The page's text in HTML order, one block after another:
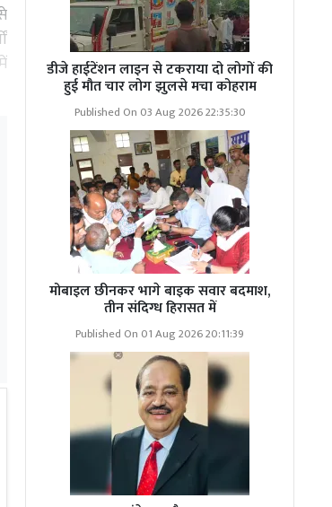
डीजे हाईटेंशन लाइन से टकराया दो लोगों की
हुई मौत चार लोग झुलसे मचा कोहराम
Published On 03 Aug 2026 22:35:30
मोबाइल छीनकर भागे बाइक सवार बदमाश,
तीन संदिग्ध हिरासत में
Published On 01 Aug 2026 20:11:39